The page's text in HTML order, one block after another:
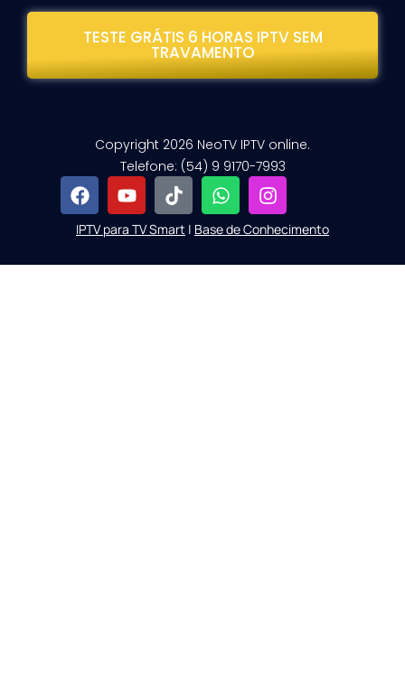
TESTE GRÁTIS 6 HORAS IPTV SEM
TRAVAMENTO
Copyright 2026 NeoTV IPTV online.
Telefone: (54) 9 9170-7993
IPTV para TV Smart | Base de Conhecimento